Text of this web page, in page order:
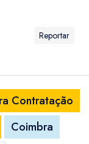
Reportar
Contratação
Coimbra